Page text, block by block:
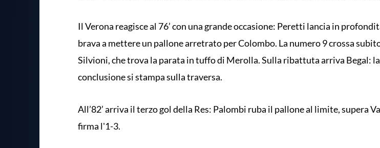
Il Verona reagisce al 76’ con una grande occasione: Peretti lancia in
brava a mettere un pallone arretrato per Colombo. La numero 9 crossa
Silvioni, che trova la parata in tuffo di Merolla. Sulla ribattuta arriva Begal:
conclusione si stampa sulla traversa.
All’82’ arriva il terzo gol della Res: Palombi ruba il pallone al limite, supera
firma l'1-3.